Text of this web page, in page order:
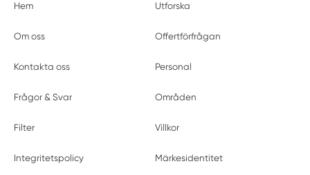
Hem Utforska
Om oss Offertförfrågan
Kontakta oss Personal
Frågor & Svar Områden
Filter Villkor
Integritetspolicy Märkesidentitet